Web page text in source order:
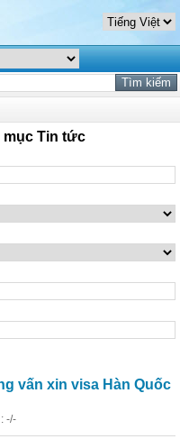
mục Tin tức
vấn xin visa Hàn Quốc
-/-